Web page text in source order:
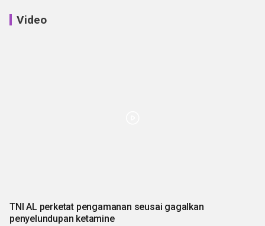
Video
TNI AL perketat pengamanan seusai gagalkan
penyelundupan ketamine